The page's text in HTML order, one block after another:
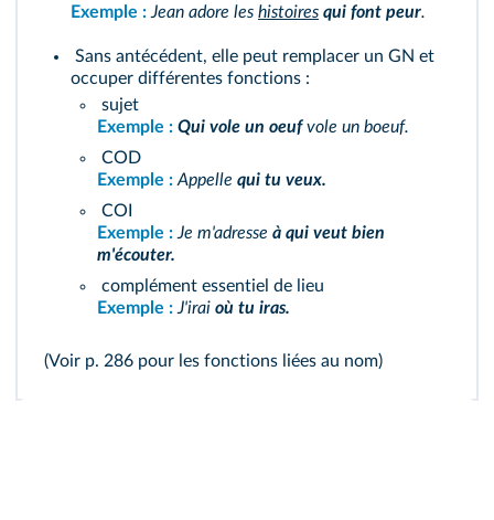
Exemple : Jean adore les histoires qui font peur.
Sans antécédent, elle peut remplacer un GN et
occuper différentes fonctions :
sujet
Exemple : Qui vole un oeufvole un boeuf.
COD
Exemple : Appelle qui tu veux.
COI
Exemple : Je m'adresse à qui veut bien
m'écouter.
complément essentiel de lieu
Exemple : J'irai où tu iras.
(Voir p. 286 pour les fonctions liées au nom)